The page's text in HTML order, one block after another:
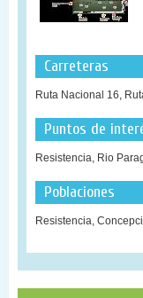
Carreteras
Ruta Nacional 16,
Puntos de
Resistencia, Rio
Poblaciones
Resistencia,